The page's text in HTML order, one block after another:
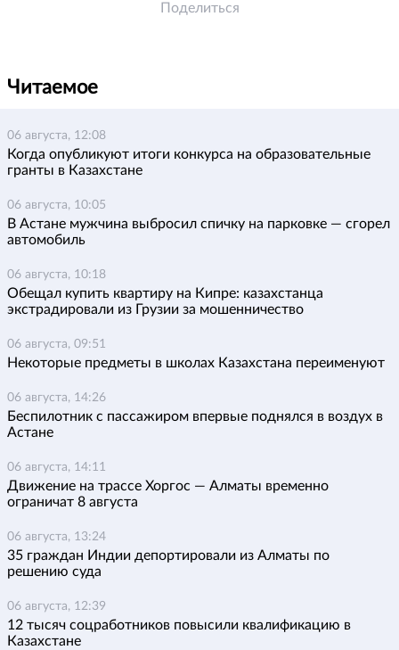
Поделиться
Читаемое
06 августа, 12:08
Когда опубликуют итоги конкурса на образовательные
гранты в Казахстане
06 августа, 10:05
В Астане мужчина выбросил спичку на парковке — сгорел
автомобиль
06 августа, 10:18
Обещал купить квартиру на Кипре: казахстанца
экстрадировали из Грузии за мошенничество
06 августа, 09:51
Некоторые предметы в школах Казахстана переименуют
06 августа, 14:26
Беспилотник с пассажиром впервые поднялся в воздух в
Астане
06 августа, 14:11
Движение на трассе Хоргос — Алматы временно
ограничат 8 августа
06 августа, 13:24
35 граждан Индии депортировали из Алматы по
решению суда
06 августа, 12:39
12 тысяч соцработников повысили квалификацию в
Казахстане